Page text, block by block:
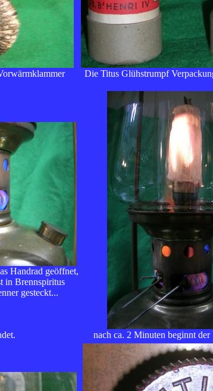
Die Titus Glühstrumpf
Handrad geöffnet,
in Brennspiritus
gesteckt...
nach ca. 2 Minuten beginnt der